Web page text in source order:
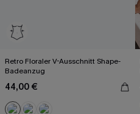
Retro Floraler V-Ausschnitt Shape-
Badeanzug
44,00 €